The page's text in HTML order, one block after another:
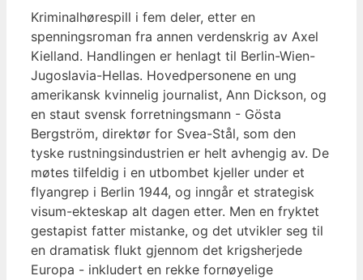
Kriminalhørespill i fem deler, etter en
spenningsroman fra annen verdenskrig av Axel
Kielland. Handlingen er henlagt til Berlin-Wien-
Jugoslavia-Hellas. Hovedpersonene en ung
amerikansk kvinnelig journalist, Ann Dickson, og
en staut svensk forretningsmann - Gösta
Bergström, direktør for Svea-Stål, som den
tyske rustningsindustrien er helt avhengig av. De
møtes tilfeldig i en utbombet kjeller under et
flyangrep i Berlin 1944, og inngår et strategisk
visum-ekteskap alt dagen etter. Men en fryktet
gestapist fatter mistanke, og det utvikler seg til
en dramatisk flukt gjennom det krigsherjede
Europa - inkludert en rekke fornøyelige